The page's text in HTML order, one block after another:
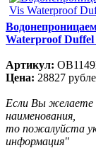
Waterproof Duffel
Артикул:
Цена: 28827
Если Вы желаете
наименования,
то пожалуйста
информация"